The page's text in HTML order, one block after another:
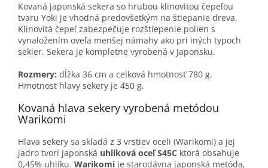
Kovaná japonská sekera so hrubou klinovitou čepeľou
tvaru Yoki je vhodná predovšetkým na štiepanie dreva.
Klinovitá čepeľ zabezpečuje rozštiepenie polien s
vynaložením oveľa menšej námahy ako pri iných typoch
sekier. Sekera je kompletne vyrobená v Japonsku.
Rozmery: dĺžka 36 cm a celková hmotnosť 780 g.
Hmotnosť hlavy sekery je 450 g.
Kovaná hlava sekery vyrobená metódou
Warikomi
Hlava sekery sa skladá z 3 vrstiev oceli (Warikomi) a jej
jadro tvorí japonská uhlíková oceľ S45C ktorá obsahuje
0,45% uhlíku. Warikomi je starodávna japonská metóda,